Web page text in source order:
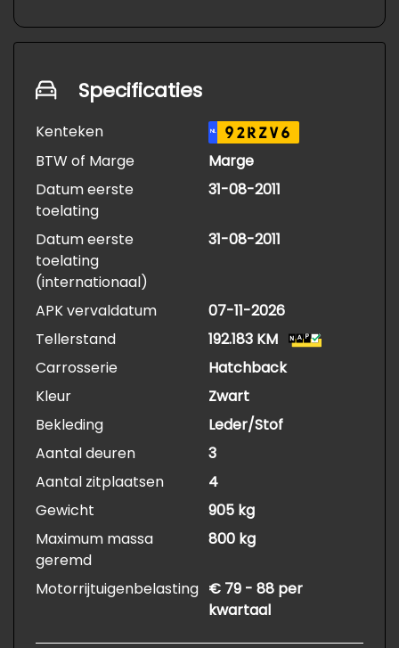
Specificaties
Kenteken NL 92RZV6
BTW of Marge
Marge
Datum eerste
toelating
31-08-2011
Datum eerste
toelating
(internationaal)
31-08-2011
APK vervaldatum
07-11-2026
Tellerstand
192.183 KM
Carrosserie
Hatchback
Kleur
Zwart
Bekleding
Leder/Stof
Aantal deuren
3
Aantal zitplaatsen
4
Gewicht
905 kg
Maximum massa
geremd
800 kg
Motorrijtuigenbelasting € 79 - 88 per
kwartaal